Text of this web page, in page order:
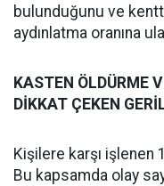
bulunduğunu ve
aydınlatma oranına
‎KASTEN ÖLDÜRME
DİKKAT ÇEKEN
‎Kişilere karşı
Bu kapsamda olay